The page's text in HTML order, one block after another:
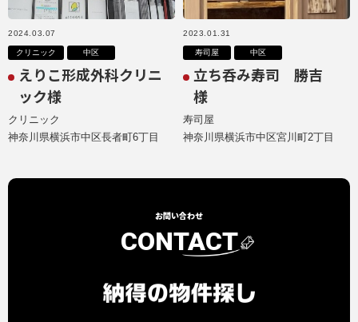
2024.03.07
クリニック 中区
えりこ形成外科クリニ
ック様
クリニック
神奈川県横浜市中区長者町6丁目
2023.01.31
寿司屋 中区
立ち呑み寿司 勝吉
様
寿司屋
神奈川県横浜市中区宮川町2丁目
お問い合わせ
CONTACT